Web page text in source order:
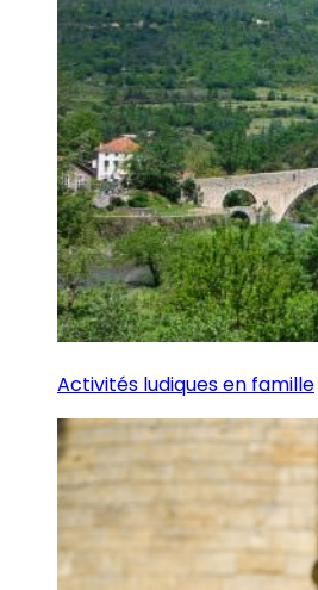
Activités ludiques en famille